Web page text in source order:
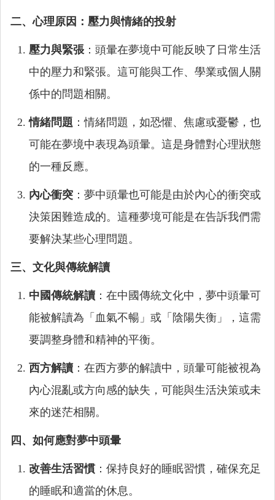
二、心理原因：壓力與情緒的投射
壓力與緊張：頭暈在夢境中可能反映了日常生活
中的壓力和緊張。這可能與工作、學業或個人關
係中的問題相關。
情緒問題 ：情緒問題，如恐懼、焦慮或憂鬱，也
可能在夢境中表現為頭暈。這是身體對心理狀態
的一種反應。
內心衝突 ：夢中頭暈也可能是由於內心的衝突或
決策困難造成的。這種夢境可能是在告訴我們需
要解決某些心理問題。
三、文化與傳統解讀
中國傳統解讀 ：在中國傳統文化中，夢中頭暈可
能被解讀為「血氣不暢」或「陰陽失衡」，這需
要調整身體和精神的平衡。
西方解讀 ：在西方夢的解讀中，頭暈可能被視為
內心混亂或方向感的缺失，可能與生活決策或未
來的迷茫相關。
四、如何應對夢中頭暈
改善生活習慣 ：保持良好的睡眠習慣，確保充足
的睡眠和適當的休息。